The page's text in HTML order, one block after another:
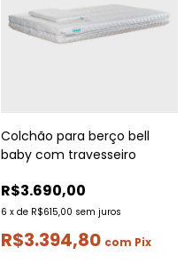
Colchão para berço bell
baby com travesseiro
R$3.690,00
6 x de R$615,00 sem juros
R$3.394,80 com Pix